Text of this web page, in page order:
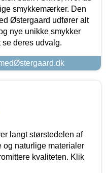
smykkemærker. Den
Østergaard udfører alt
nye unikke smykker
deres udvalg.
langt størstedelen af
og naturlige materialer
kvaliteten. Klik